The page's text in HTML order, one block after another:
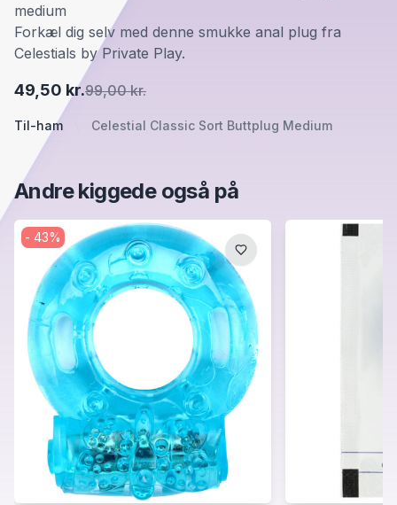
Til-ham Celestial Classic Sort Buttplug Medium
49,50 kr.99,00 kr.
medium
Forkæl dig selv med denne smukke anal plug fra
Celestials by Private Play.
Andre kiggede også på
- 43%